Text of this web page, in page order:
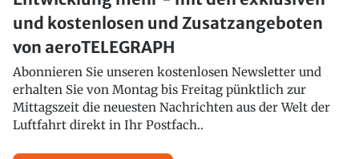
und kostenlosen und Zusatzangeboten
von aeroTELEGRAPH
Abonnieren Sie unseren kostenlosen Newsletter und
erhalten Sie von Montag bis Freitag pünktlich zur
Mittagszeit die neuesten Nachrichten aus der Welt der
Luftfahrt direkt in Ihr Postfach..